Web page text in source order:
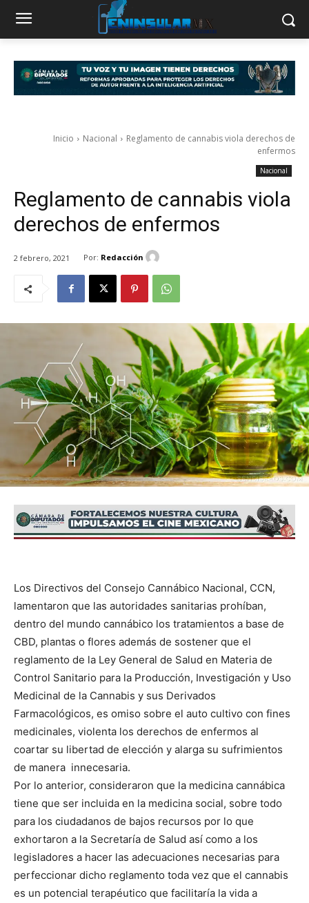
Inicio Nacional
Reglamento de cannabis viola derechos de
enfermos
Nacional
Reglamento de cannabis viola
derechos de enfermos
2 febrero, 2021 Por: Redacción
Los Directivos del Consejo Cannábico Nacional, CCN,
lamentaron que las autoridades sanitarias prohíban,
dentro del mundo cannábico los tratamientos a base de
CBD, plantas o flores además de sostener que el
reglamento de la Ley General de Salud en Materia de
Control Sanitario para la Producción, Investigación y Uso
Medicinal de la Cannabis y sus Derivados
Farmacológicos, es omiso sobre el auto cultivo con fines
medicinales, violenta los derechos de enfermos al
coartar su libertad de elección y alarga su sufrimientos
de manera innecesaria.
Por lo anterior, consideraron que la medicina cannábica
tiene que ser incluida en la medicina social, sobre todo
para los ciudadanos de bajos recursos por lo que
exhortaron a la Secretaría de Salud así como a los
legisladores a hacer las adecuaciones necesarias para
perfeccionar dicho reglamento toda vez que el cannabis
es un potencial terapéutico que facilitaría la vida a